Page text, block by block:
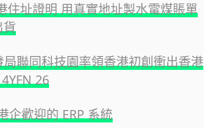
住址證明 用真實地址製水電煤賬單
貨
聯同科技園率領香港初創衝出香港
26
企歡迎的 ERP 系統